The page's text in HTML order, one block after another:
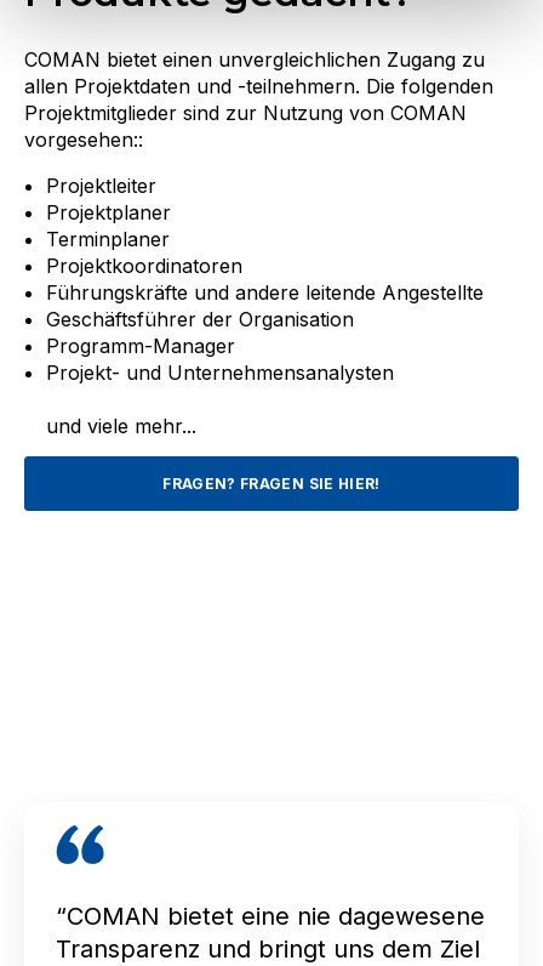
COMAN bietet einen unvergleichlichen Zugang zu
allen Projektdaten und -teilnehmern. Die folgenden
Projektmitglieder sind zur Nutzung von COMAN
vorgesehen::
Projektleiter
Projektplaner
Terminplaner
Projektkoordinatoren
Führungskräfte und andere leitende Angestellte
Geschäftsführer der Organisation
Programm-Manager
Projekt- und Unternehmensanalysten
und viele mehr...
FRAGEN? FRAGEN SIE HIER!
“COMAN bietet eine nie dagewesene
Transparenz und bringt uns dem Ziel